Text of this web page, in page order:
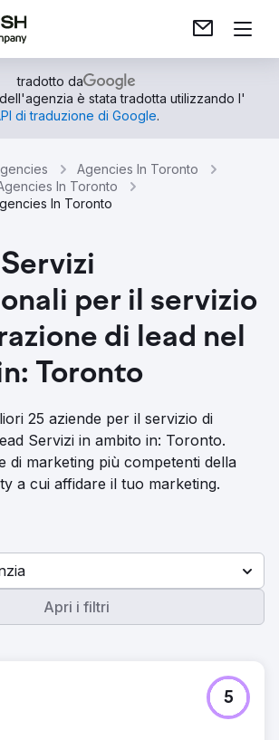
tradotto da
è stata tradotta utilizzando l'
di traduzione di Google.
Agencies In Toronto
In Toronto
In Toronto
per il servizio
di lead nel
Toronto
25 aziende per il servizio di
Servizi in ambito in: Toronto.
di marketing più competenti della
a cui affidare il tuo marketing.
Apri i filtri
5